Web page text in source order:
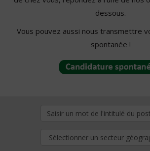
dessous.
Vous pouvez aussi nous transmettre
spontanée !